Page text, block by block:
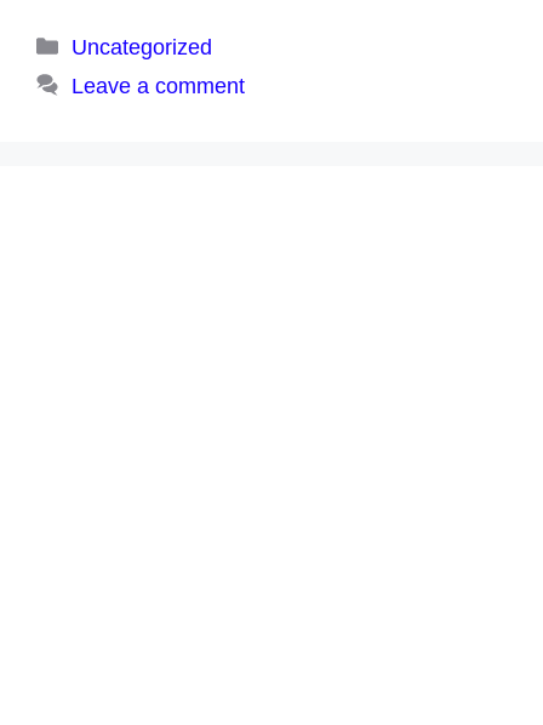
Categories
Uncategorized
Leave a comment